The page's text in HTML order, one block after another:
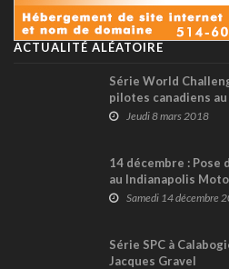
ACTUALITÉ ALÉATOIRE
Série World
pilotes canadiens
Jeudi 8 mars 2018
14 décembre : Pose
au Indianapolis
Samedi 14 décembre
Série SPC à
Jacques Gravel